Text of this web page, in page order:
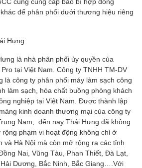
để phân phối dưới thương hiệu riêng
Hưng.
là nhà phân phối ủy quyền của
tại Việt Nam. Công ty TNHH TM-DV
là công ty phân phối máy làm sạch công
làm sạch, hóa chất buồng phòng khách
nghiệp tại Việt Nam. Được thành lập
kinh doanh thương mại của công ty
Nam, đến nay Thái Hưng đã không
phạm vi hoạt động không chỉ ở
và Hà Nội mà còn mở rộng ra các tỉnh
Nai, Vũng Tàu, Phan Thiết, Đà Lạt,
Dương, Bắc Ninh, Bắc Giang….Với